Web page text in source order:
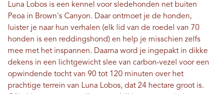
Luna Lobos is een kennel voor sledehonden net buiten
Peoa in Brown's Canyon. Daar ontmoet je de honden,
luister je naar hun verhalen (elk lid van de roedel van 70
honden is een reddingshond) en help je misschien zelfs
mee met het inspannen. Daarna word je ingepakt in dikke
dekens in een lichtgewicht slee van carbon-vezel voor een
opwindende tocht van 90 tot 120 minuten over het
prachtige terrein van Luna Lobos, dat 24 hectare groot is.